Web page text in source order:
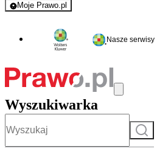
Moje Prawo.pl
- rejestracja i logowanie do serwisu
Nasze serwisy
Wyszukiwarka
Szukaj